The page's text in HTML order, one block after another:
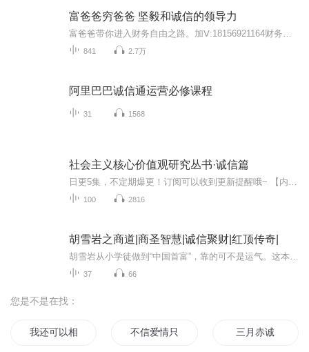
富爸爸穷爸爸 坚毅和诚信的领导力
841 2.7万
阿里巴巴诚信通运营必修课程
31 1568
社会主义核心价值观研究丛书·诚信篇
100 2816
胡雪岩之商道|商圣智慧|诚信聚财|红顶传奇|
37 66
您是不是在找：
我还可以相信谁 不信爱情只信你 三月赤诚